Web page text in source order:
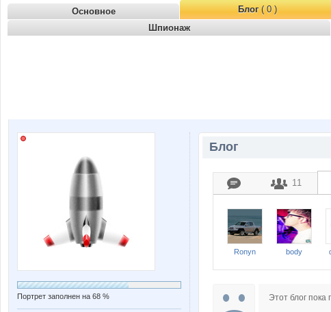
Основное Блог( 0 )
Шпионаж
Портрет заполнен на 68 %
Блог
11
Ronyn body
Этот блог пока